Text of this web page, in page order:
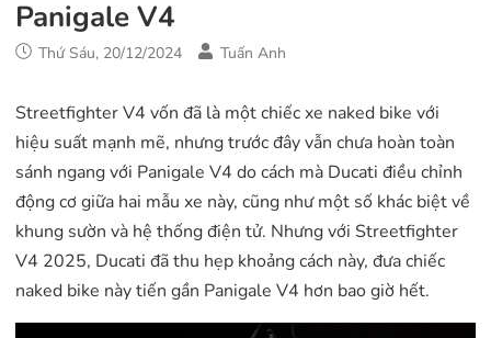
Panigale V4
Thứ Sáu, 20/12/2024 Tuấn Anh
Streetfighter V4 vốn đã là một chiếc xe naked bike với
hiệu suất mạnh mẽ, nhưng trước đây vẫn chưa hoàn toàn
sánh ngang với Panigale V4 do cách mà Ducati điều chỉnh
động cơ giữa hai mẫu xe này, cũng như một số khác biệt về
khung sườn và hệ thống điện tử. Nhưng với Streetfighter
V4 2025, Ducati đã thu hẹp khoảng cách này, đưa chiếc
naked bike này tiến gần Panigale V4 hơn bao giờ hết.